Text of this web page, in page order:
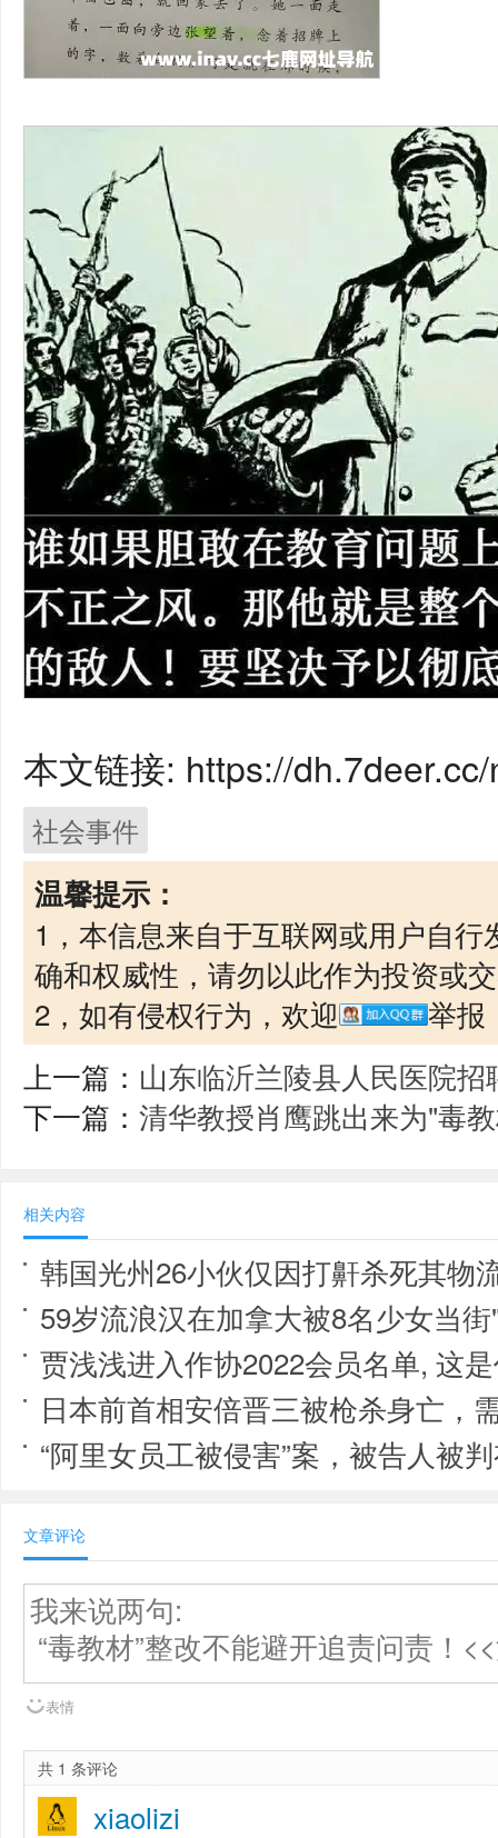
本文链接: https://
社会事件
温馨提示：
1，本信息来自于互联网或用户自
确和权威性，请勿以此作为投资或
2，如有侵权行为，欢迎
举报
上一篇： 山东临沂兰陵县人民医院招
下一篇： 清华教授肖鹰跳出来为"毒
相关内容
韩国光州26小伙仅因打鼾杀死其物
59岁流浪汉在加拿大被8名少女当
贾浅浅进入作协2022会员名单, 这
日本前首相安倍晋三被枪杀身亡，
“阿里女员工被侵害”案，被告人被
文章评论
表情
共 1 条评论
xiaolizi